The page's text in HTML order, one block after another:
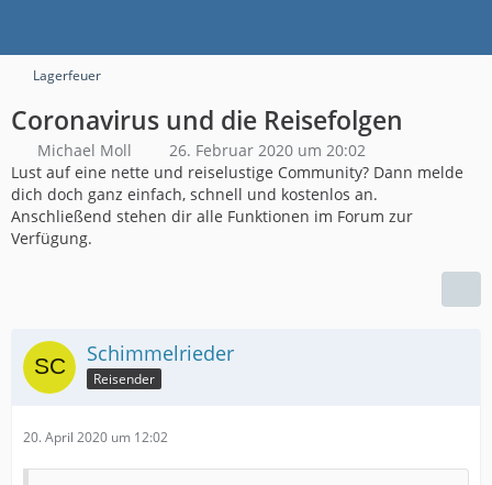
Lagerfeuer
Coronavirus und die Reisefolgen
Michael Moll
26. Februar 2020 um 20:02
Lust auf eine nette und reiselustige Community? Dann melde
dich doch ganz einfach, schnell und kostenlos an.
Anschließend stehen dir alle Funktionen im Forum zur
Verfügung.
Schimmelrieder
Reisender
20. April 2020 um 12:02